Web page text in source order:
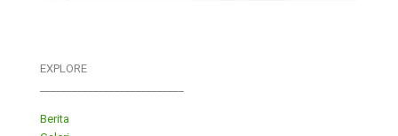
EXPLORE
Berita